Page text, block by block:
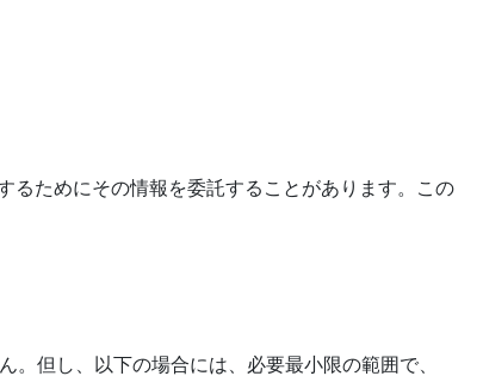
るためにその情報を委託することがあります。この
但し、以下の場合には、必要最小限の範囲で、